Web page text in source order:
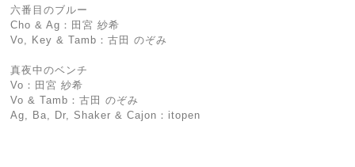
六番目のブルー
Cho & Ag：田宮 紗希
Vo, Key & Tamb：古田 のぞみ
真夜中のベンチ
Vo：田宮 紗希
Vo & Tamb：古田 のぞみ
Ag, Ba, Dr, Shaker & Cajon：itopen